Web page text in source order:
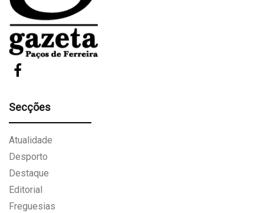
Secções
Atualidade
Desporto
Destaque
Editorial
Freguesias